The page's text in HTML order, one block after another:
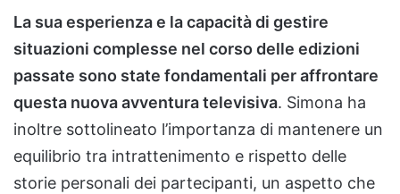
La sua esperienza e la capacità di gestire
situazioni complesse nel corso delle edizioni
passate sono state fondamentali per affrontare
questa nuova avventura televisiva. Simona ha
inoltre sottolineato l’importanza di mantenere un
equilibrio tra intrattenimento e rispetto delle
storie personali dei partecipanti, un aspetto che